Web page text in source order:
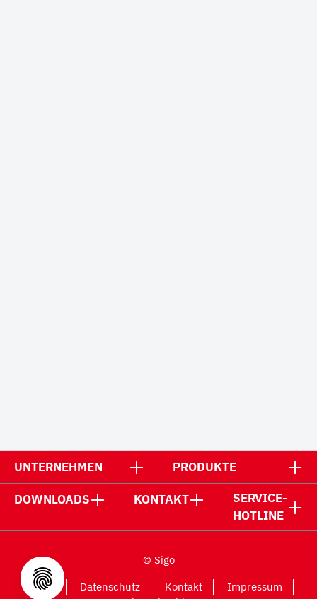
UNTERNEHMEN PRODUKTE
DOWNLOADS KONTAKT
SERVICE-
HOTLINE
© Sigo
AGB
Datenschutz Kontakt
Impressum